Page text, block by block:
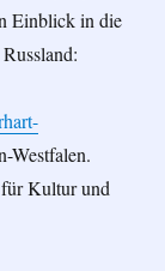
Einblick in die
Westfalen.
Kultur und